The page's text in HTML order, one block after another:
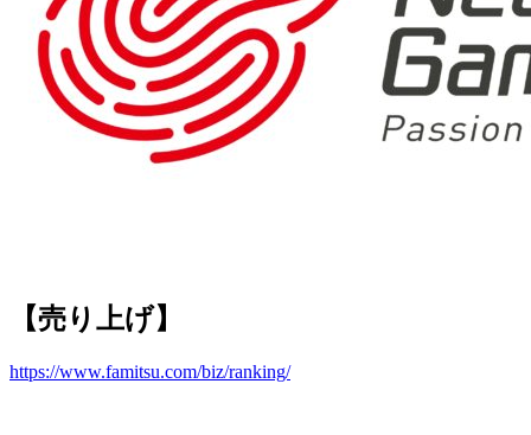
【売り上げ】
https://www.famitsu.com/biz/ranking/